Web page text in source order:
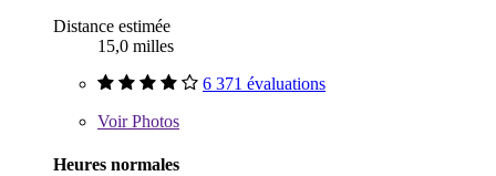
Distance estimée
15,0 milles
6 371 évaluations
VoirPhotos
Heures normales